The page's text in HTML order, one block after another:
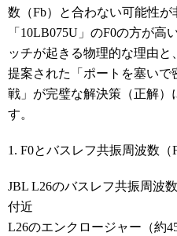
数（Fb）と合わない可能性
「10LB075U」のF0の方が
ッチが起きる物理的な理由
提案された「ポートを塞い
戦」が完璧な解決策（正解）
す。
1. F0とバスレフ共振周波数（
JBL L26のバスレフ共振周波
付近
L26のエンクロージャー（約